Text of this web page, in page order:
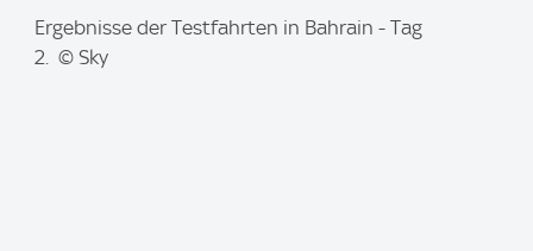
m
Ergebnisse der Testfahrten in Bahrain - Tag
2. © Sky